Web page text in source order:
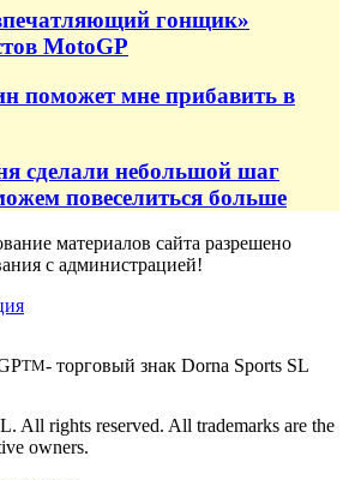
гонщик»
MotoGP
поможет мне прибавить в
сделали небольшой шаг
повеселиться больше
материалов сайта разрешено
с администрацией!
TM- торговый знак Dorna Sports SL
All rights reserved. All trademarks are the
owners.